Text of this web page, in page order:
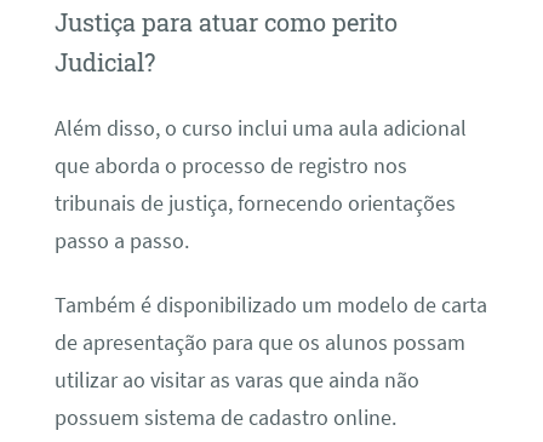
Justiça para atuar como perito
Judicial?
Além disso, o curso inclui uma aula adicional
que aborda o processo de registro nos
tribunais de justiça, fornecendo orientações
passo a passo.
Também é disponibilizado um modelo de carta
de apresentação para que os alunos possam
utilizar ao visitar as varas que ainda não
possuem sistema de cadastro online.